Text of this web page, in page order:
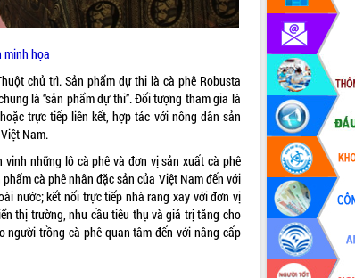
minh họa
chủ trì. Sản phẩm dự thi là cà phê Robusta
là “sản phẩm dự thi”. Đối tượng tham gia là
trực tiếp liên kết, hợp tác với nông dân sản
Nam.
những lô cà phê và đơn vị sản xuất cà phê
cà phê nhân đặc sản của Việt Nam đến với
nước; kết nối trực tiếp nhà rang xay với đơn vị
thị trường, nhu cầu tiêu thụ và giá trị tăng cho
người trồng cà phê quan tâm đến với nâng cấp